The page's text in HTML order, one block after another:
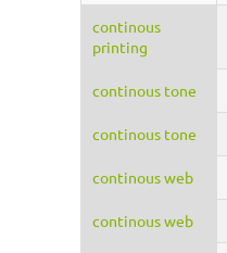
continous
printing
continous tone
continous tone
continous web
continous web